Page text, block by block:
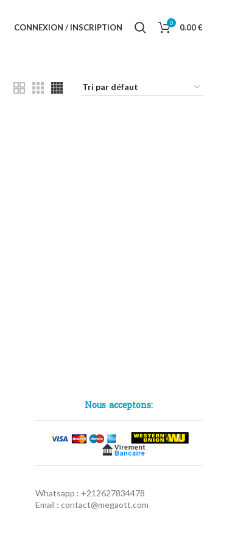
CONNEXION / INSCRIPTION 0 0.00€
Nous acceptons:
Whatsapp : +212627834478
Email : contact@megaott.com